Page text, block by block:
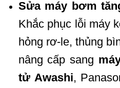
Sửa máy bơm
Khắc phục lỗi máy
hỏng rơ-le, thủng
nâng cấp sang
tử Awashi,